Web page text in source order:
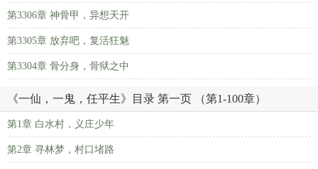
第3306章 神骨甲，异想天开
第3305章 放弃吧，复活狂魅
第3304章 骨分身，骨狱之中
《一仙，一鬼，任平生》目录 第一页 （第1-100章）
第1章 白水村，义庄少年
第2章 寻林梦，村口堵路